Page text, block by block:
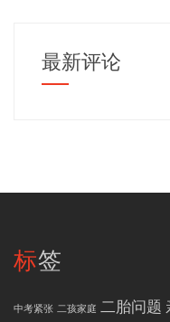
最新评论
标签
中考紧张 二孩家庭 二胎问题